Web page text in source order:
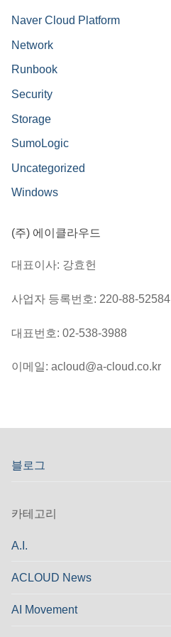
Naver Cloud Platform
Network
Runbook
Security
Storage
SumoLogic
Uncategorized
Windows
(주) 에이클라우드
대표이사: 강효헌
사업자 등록번호: 220-88-52584
대표번호: 02-538-3988
이메일: acloud@a-cloud.co.kr
블로그
카테고리
A.I.
ACLOUD News
AI Movement